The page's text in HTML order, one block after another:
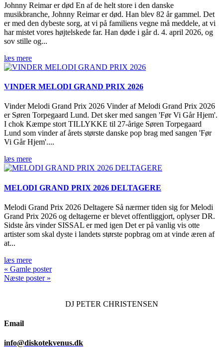
Johnny Reimar er død En af de helt store i den danske
musikbranche, Johnny Reimar er død. Han blev 82 år gammel. Det
er med den dybeste sorg, at vi på familiens vegne må meddele, at vi
har mistet vores højtelskede far. Han døde i går d. 4. april 2026, og
sov stille og...
læs mere
VINDER MELODI GRAND PRIX 2026
Vinder Melodi Grand Prix 2026 Vinder af Melodi Grand Prix 2026
er Søren Torpegaard Lund. Det sker med sangen 'Før Vi Går Hjem'.
I chok Kæmpe stort TILLYKKE til 27-årige Søren Torpegaard
Lund som vinder af årets største danske pop brag med sangen 'Før
Vi Går Hjem'....
læs mere
MELODI GRAND PRIX 2026 DELTAGERE
Melodi Grand Prix 2026 Deltagere Så nærmer tiden sig for Melodi
Grand Prix 2026 og deltagerne er blevet offentliggjort, oplyser DR.
Sidste års vinder SISSAL er med igen Det er på vanlig vis otte
artister som skal dyste i landets største popbrag om at vinde æren af
at...
læs mere
« Gamle poster
Næste poster »
DJPETER CHRISTENSEN
Email
info@diskotekvenus.dk